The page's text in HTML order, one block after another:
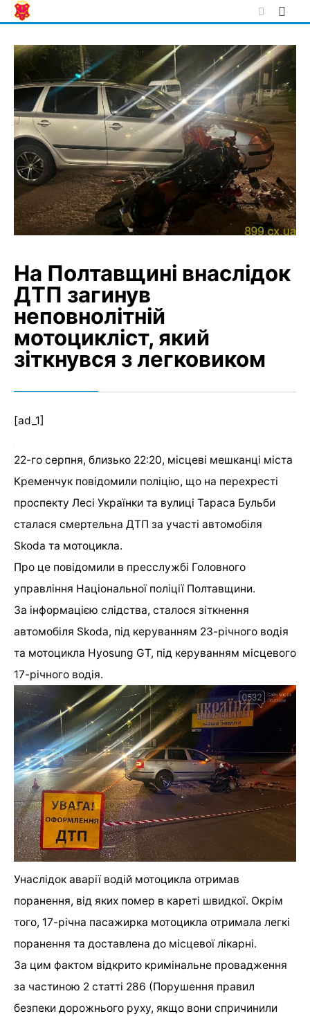
Skip
to
На Полтавщині внаслідок
ДТП загинув
неповнолітній
мотоцикліст, який
зіткнувся з легковиком
[ad_1]
22-го серпня, близько 22:20, місцеві мешканці міста
Кременчук повідомили поліцію, що на перехресті
проспекту Лесі Українки та вулиці Тараса Бульби
сталася смертельна ДТП за участі автомобіля
Skoda та мотоцикла.
Про це повідомили в пресслужбі Головного
управління Національної поліції Полтавщини.
За інформацією слідства, сталося зіткнення
автомобіля Skoda, під керуванням 23-річного водія
та мотоцикла Hyosung GT, під керуванням місцевого
17-річного водія.
Унаслідок аварії водій мотоцикла отримав
поранення, від яких помер в кареті швидкої. Окрім
того, 17-річна пасажирка мотоцикла отримала легкі
поранення та доставлена до місцевої лікарні.
За цим фактом відкрито кримінальне провадження
за частиною 2 статті 286 (Порушення правил
безпеки дорожнього руху, якщо вони спричинили